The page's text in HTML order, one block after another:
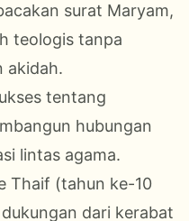
surat Maryam,
teologis tanpa
akidah.
tentang
hubungan
lintas agama.
Thaif (tahun ke-10
dari kerabat